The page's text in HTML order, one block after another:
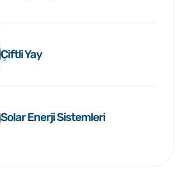
Çiftli Yay
Solar Enerji Sistemleri